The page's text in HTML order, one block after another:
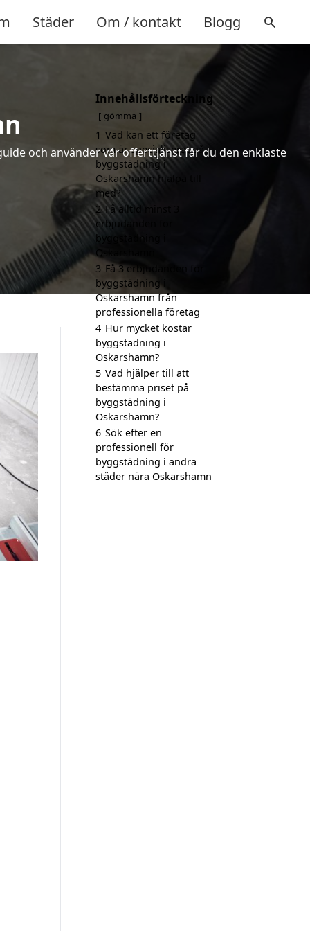
Städer Om / kontakt Blogg
och använder vår offerttjänst får du den enklaste
Innehållsförteckning
gömma
1 Vad kan ett företag
som är specialiserat på
byggstädning i
Oskarshamn hjälpa till
med?
2 Få alltid minst 3
erbjudanden för
byggstädning i
Oskarshamn
3 Få 3 erbjudanden för
byggstädning i
Oskarshamn från
professionella företag
4 Hur mycket kostar
byggstädning i
Oskarshamn?
5 Vad hjälper till att
bestämma priset på
byggstädning i
Oskarshamn?
6 Sök efter en
professionell för
byggstädning i andra
städer nära Oskarshamn